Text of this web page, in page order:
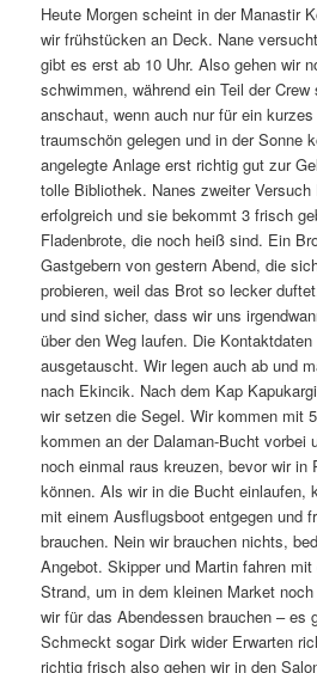
Heute Morgen scheint in der Manastir
wir frühstücken an Deck. Nane
gibt es erst ab 10 Uhr. Also gehen wir
schwimmen, während ein Teil der
anschaut, wenn auch nur für ein
traumschön gelegen und in der Sonne
angelegte Anlage erst richtig gut zur
tolle Bibliothek. Nanes zweiter
erfolgreich und sie bekommt 3 frisch
Fladenbrote, die noch heiß sind. Ein
Gastgebern von gestern Abend, die
probieren, weil das Brot so lecker
und sind sicher, dass wir uns
über den Weg laufen. Die
ausgetauscht. Wir legen auch ab und
nach Ekincik. Nach dem Kap
wir setzen die Segel. Wir kommen mit
kommen an der Dalaman-Bucht vorbei
noch einmal raus kreuzen, bevor wir
können. Als wir in die Bucht einlaufen,
mit einem Ausflugsboot entgegen und
brauchen. Nein wir brauchen nichts,
Angebot. Skipper und Martin fahren
Strand, um in dem kleinen Market
wir für das Abendessen brauchen – es
Schmeckt sogar Dirk wider Erwarten
richtig frisch also gehen wir in den